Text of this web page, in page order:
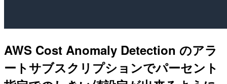
AWS Cost Anomaly Detection のアラ
ートサブスクリプションでパーセント